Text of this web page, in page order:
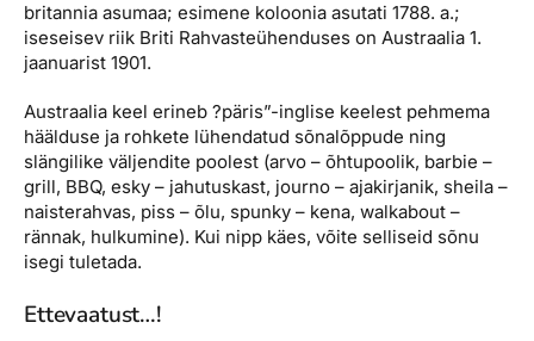
britannia asumaa; esimene koloonia asutati 1788. a.;
iseseisev riik Briti Rahvasteühenduses on Aust­raalia 1.
jaanuarist 1901.
Austraalia keel erineb ?päris”-inglise keelest pehmema
häälduse ja rohkete lühendatud sõnalõppude ning
slängilike väljendite poolest (arvo – õhtupoolik, barbie –
grill, BBQ, esky – jahutuskast, journo – ajakirjanik, sheila –
naisterahvas, piss – õlu, spunky – kena, walkabout –
rännak, hulkumine). Kui nipp käes, võite selliseid sõnu
isegi tuletada.
Ettevaatust…!